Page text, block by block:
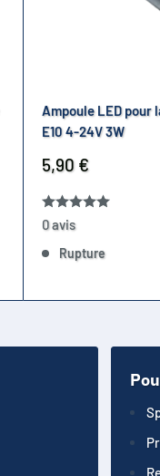
Ampoule LED pour
E10 4-24V 3W
Prix
réduit
5,90 €
0 avis
Rupture